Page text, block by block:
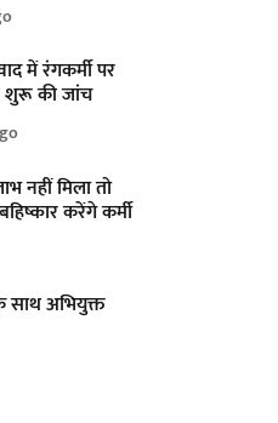
में रंगकर्मी पर
शुरू की जांच
नहीं मिला तो
करेंगे कर्मी
साथ अभियुक्त